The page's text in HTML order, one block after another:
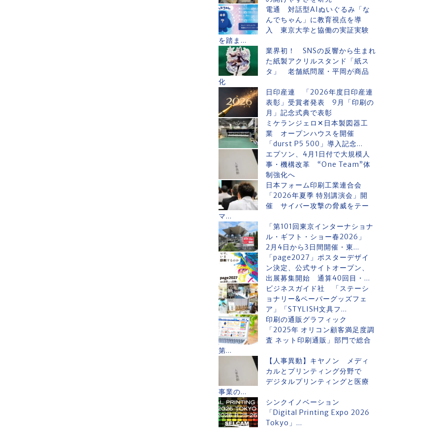
電通 対話型AIぬいぐるみ「な
んでちゃん」に教育視点を導
入 東京大学と協働の実証実験
を踏ま...
業界初！ SNSの反響から生まれ
た紙製アクリルスタンド「紙ス
タ」 老舗紙問屋・平岡が商品
化
日印産連 「2026年度日印産連
表彰」受賞者発表 9月「印刷の
月」記念式典で表彰
ミケランジェロ✕日本製図器工
業 オープンハウスを開催
「durst P5 500」導入記念...
エプソン、4月1日付で大規模人
事・機構改革 “One Team”体
制強化へ
日本フォーム印刷工業連合会
「2026年夏季 特別講演会」開
催 サイバー攻撃の脅威をテー
マ...
「第101回東京インターナショナ
ル・ギフト・ショー春2026」
2月4日から3日間開催・東...
「page2027」ポスターデザイ
ン決定、公式サイトオープン、
出展募集開始 通算40回目・...
ビジネスガイド社 「ステーシ
ョナリー&ペーパーグッズフェ
ア」「STYLISH文具フ...
印刷の通販グラフィック
「2025年 オリコン顧客満足度調
査 ネット印刷通販」部門で総合
第...
【人事異動】キヤノン メディ
カルとプリンティング分野で
デジタルプリンティングと医療
事業の...
シンクイノベーション
「Digital Printing Expo 2026
Tokyo」...